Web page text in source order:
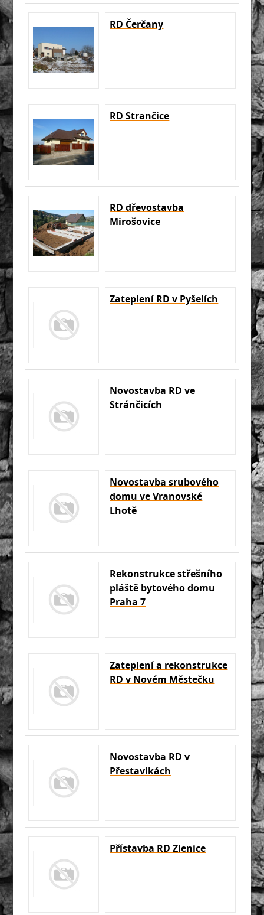
RD Čerčany
RD Strančice
RD dřevostavba
Mirošovice
Zateplení RD v Pyšelích
Novostavba RD ve
Stránčicích
Novostavba srubového
domu ve Vranovské
Lhotě
Rekonstrukce střešního
pláště bytového domu
Praha 7
Zateplení a rekonstrukce
RD v Novém Městečku
Novostavba RD v
Přestavlkách
Přístavba RD Zlenice